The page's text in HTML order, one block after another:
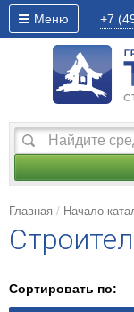
Меню +7
Главная Начало
Сортировать по: